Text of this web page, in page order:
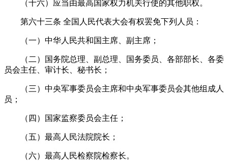
（十六）应当由最高国家权力机关行使的其他职权。
第六十三条 全国人民代表大会有权罢免下列人员：
（一）中华人民共和国主席、副主席；
（二）国务院总理、副总理、国务委员、各部部长、各委
员会主任、审计长、秘书长；
（三）中央军事委员会主席和中央军事委员会其他组成人
员；
（四）国家监察委员会主任；
（五）最高人民法院院长；
（六）最高人民检察院检察长。